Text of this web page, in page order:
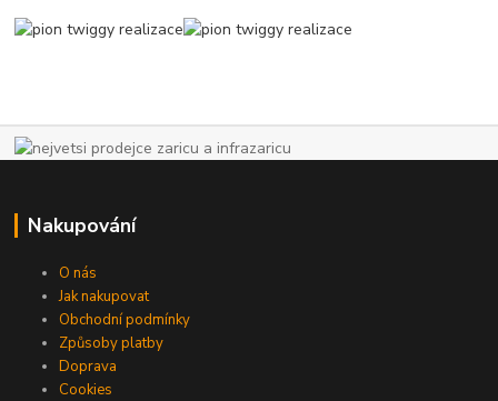
Nakupování
O nás
Jak nakupovat
Obchodní podmínky
Způsoby platby
Doprava
Cookies